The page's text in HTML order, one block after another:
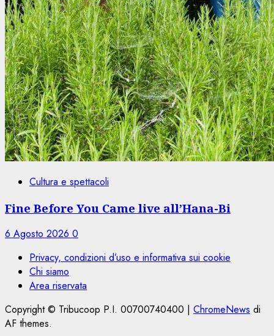
Cultura e spettacoli
Fine Before You Came live all’Hana-Bi
6 Agosto 2026 0
Privacy, condizioni d’uso e informativa sui cookie
Chi siamo
Area riservata
Copyright © Tribucoop P.I. 00700740400 | ChromeNews di
AF themes.